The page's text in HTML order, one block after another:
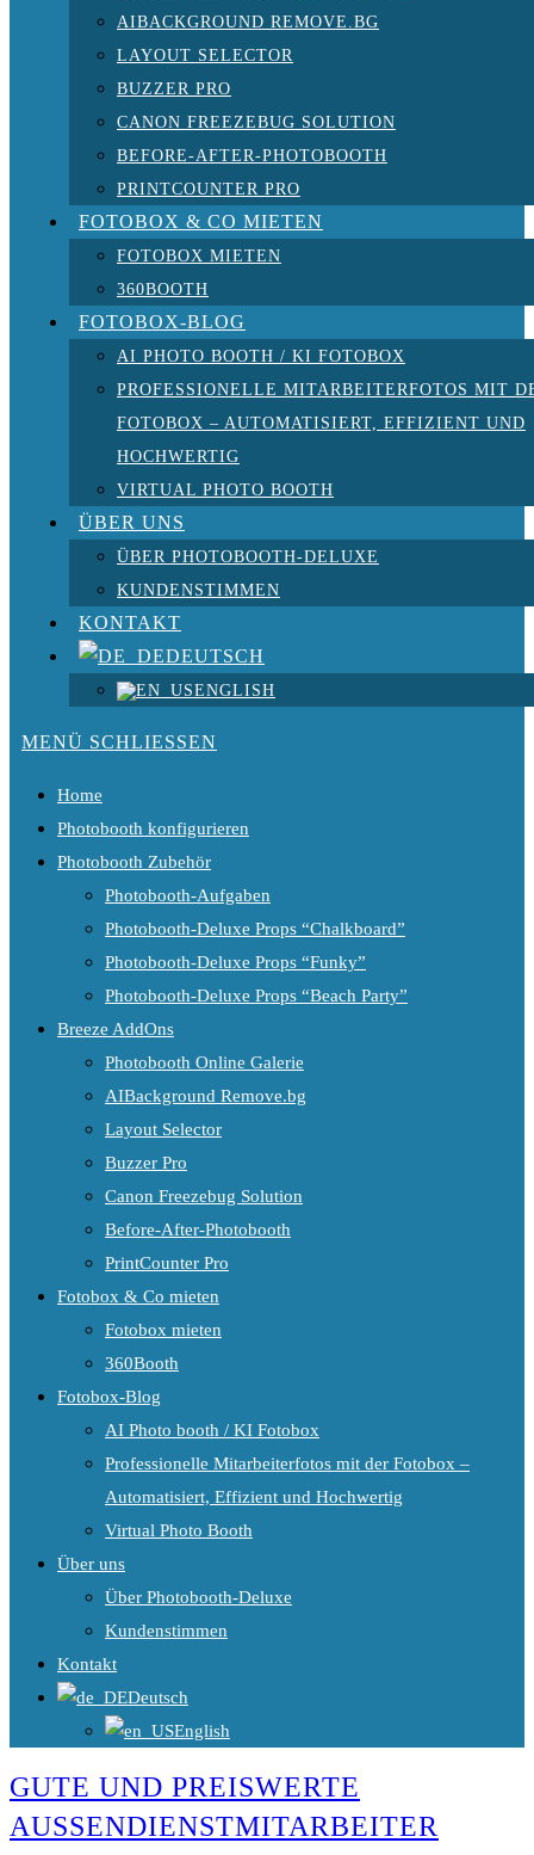
AIBACKGROUND REMOVE.BG
LAYOUT SELECTOR
BUZZER PRO
CANON FREEZEBUG SOLUTION
BEFORE-AFTER-PHOTOBOOTH
PRINTCOUNTER PRO
FOTOBOX & CO MIETEN
FOTOBOX MIETEN
360BOOTH
FOTOBOX-BLOG
AI PHOTO BOOTH / KI FOTOBOX
PROFESSIONELLE MITARBEITERFOTOS MIT
FOTOBOX – AUTOMATISIERT, EFFIZIENT UND
HOCHWERTIG
VIRTUAL PHOTO BOOTH
ÜBER UNS
ÜBER PHOTOBOOTH-DELUXE
KUNDENSTIMMEN
KONTAKT
DEUTSCH
ENGLISH
MENÜ SCHLIESSEN
Home
Photobooth konfigurieren
Photobooth Zubehör
Photobooth-Aufgaben
Photobooth-Deluxe Props “Chalkboard”
Photobooth-Deluxe Props “Funky”
Photobooth-Deluxe Props “Beach Party”
Breeze AddOns
Photobooth Online Galerie
AIBackground Remove.bg
Layout Selector
Buzzer Pro
Canon Freezebug Solution
Before-After-Photobooth
PrintCounter Pro
Fotobox & Co mieten
Fotobox mieten
360Booth
Fotobox-Blog
AI Photo booth / KI Fotobox
Professionelle Mitarbeiterfotos mit der Fotobox –
Automatisiert, Effizient und Hochwertig
Virtual Photo Booth
Über uns
Über Photobooth-Deluxe
Kundenstimmen
Kontakt
Deutsch
English
GUTE UND PREISWERTE
AUSSENDIENSTMITARBEITER P